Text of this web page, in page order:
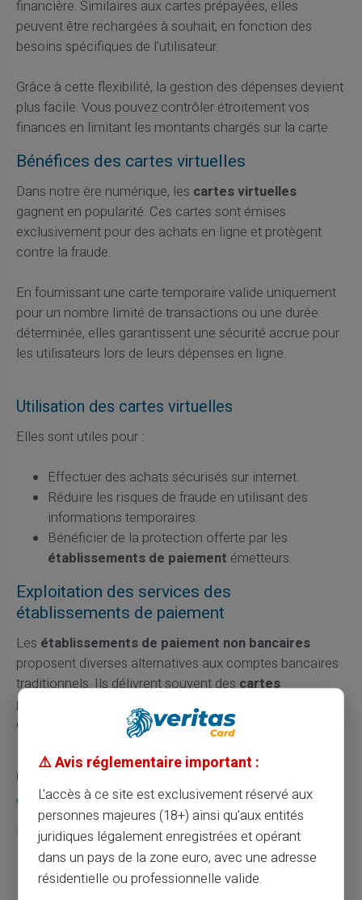
financière. Similaires aux cartes prépayées, elles
peuvent être rechargées à souhait, en fonction des
besoins spécifiques de l'utilisateur.
Grâce à cette flexibilité, la gestion des dépenses devient
plus facile. Vous pouvez contrôler étroitement vos
finances en limitant les montants chargés sur la carte.
Bénéfices des cartes virtuelles
Dans notre ère numérique, les cartes virtuelles
gagnent en popularité. Ces cartes sont émises
exclusivement pour des achats en ligne et protègent
contre la fraude.
En fournissant une carte temporaire valide uniquement
pour un nombre limité de transactions ou une durée
déterminée, elles garantissent une sécurité accrue pour
les utilisateurs lors de leurs dépenses en ligne.
Utilisation des cartes virtuelles
Elles sont utiles pour :
Effectuer des achats sécurisés sur internet.
Réduire les risques de fraude en utilisant des
informations temporaires.
Bénéficier de la protection offerte par les
établissements de paiement émetteurs.
Exploitation des services des
établissements de paiement
Les établissements de paiement non bancaires
proposent diverses alternatives aux comptes bancaires
traditionnels. Ils délivrent souvent descartes
prépayées
ou virtuelles et facilitent les transferts
d'argent entre particuliers et professionnels.
Caractéristiques typiques des établissements
de paiement
Pratiques et efficients, ces établissements offrent :
Des frais réduits par rapport aux banques
⚠️ Avis réglementaire important :
L'accès à ce site est exclusivement réservé aux
personnes majeures (18+) ainsi qu'aux entités
juridiques légalement enregistrées et opérant
dans un pays de la zone euro, avec une adresse
résidentielle ou professionnelle valide.